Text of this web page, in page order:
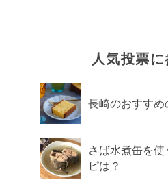
人気投票に
長崎のおすすめ
さば水煮缶を
ピは？